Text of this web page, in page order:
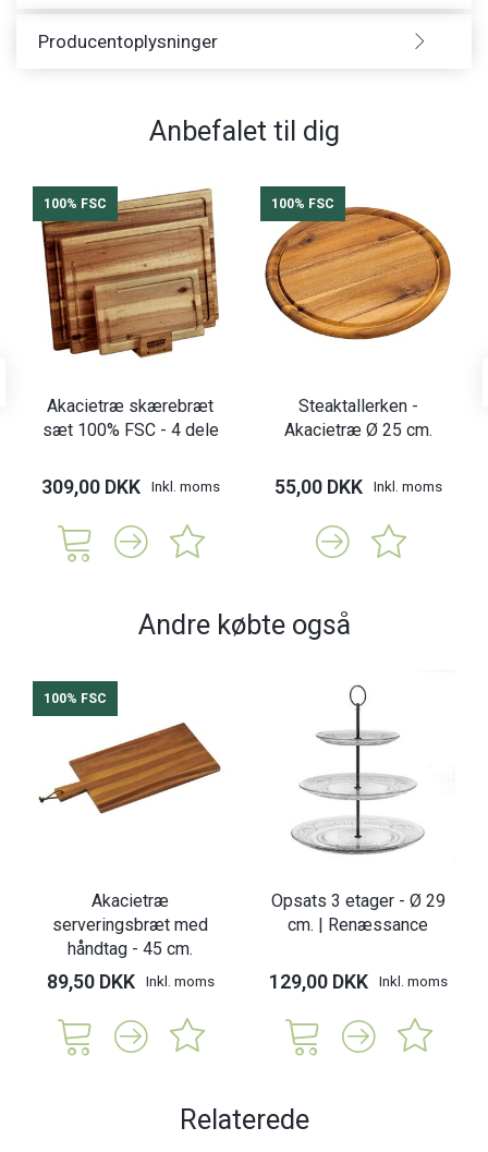
Producentoplysninger
Anbefalet til dig
100% FSC
Akacietræ skærebræt
sæt 100% FSC - 4 dele
309,00 DKK Inkl. moms
100% FSC
Steaktallerken -
Akacietræ Ø 25 cm.
55,00 DKK Inkl. moms
Andre købte også
100% FSC
Akacietræ
serveringsbræt med
håndtag - 45 cm.
89,50 DKK Inkl. moms
Opsats 3 etager - Ø 29
cm. | Renæssance
129,00 DKK Inkl. moms
Relaterede